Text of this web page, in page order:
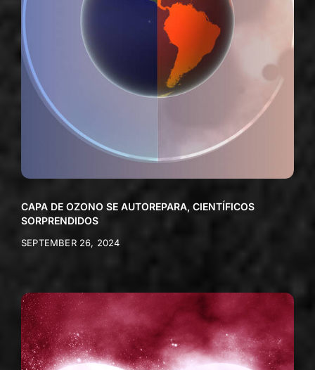
CAPA DE OZONO SE AUTOREPARA, CIENTÍFICOS
SORPRENDIDOS
SEPTEMBER 26, 2024